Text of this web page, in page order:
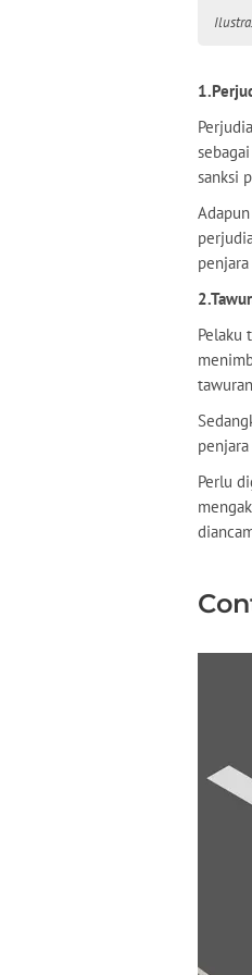
sanksi
Pelaku
Perlu